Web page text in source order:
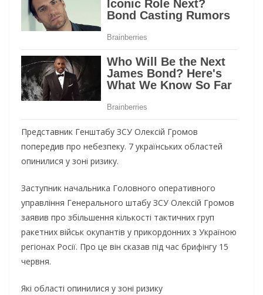
Представник Генштабу ЗСУ Олексій Громов
попередив про небезпеку. 7 українських областей
опинилися у зоні ризику.
Заступник начальника Головного оперативного
управління Генерального штабу ЗСУ Олексій Громов
заявив про збільшення кількості тактичних груп
ракетних військ окупантів у прикордонних з Україною
регіонах Росії. Про це він сказав під час брифінгу 15
червня.
Які області опинилися у зоні ризику